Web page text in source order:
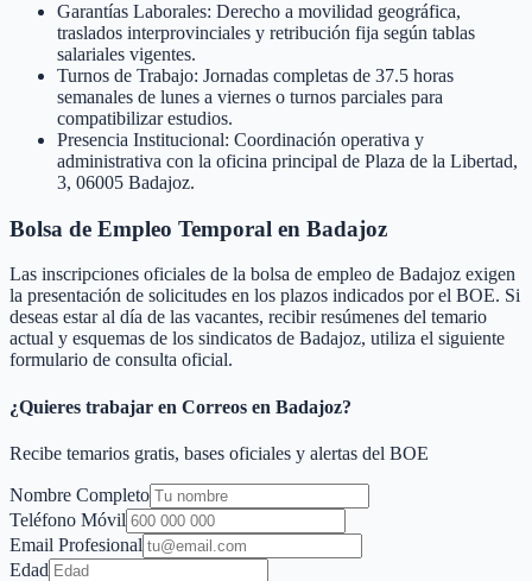
Garantías Laborales: Derecho a movilidad geográfica,
traslados interprovinciales y retribución fija según tablas
salariales vigentes.
Turnos de Trabajo: Jornadas completas de 37.5 horas
semanales de lunes a viernes o turnos parciales para
compatibilizar estudios.
Presencia Institucional: Coordinación operativa y
administrativa con la oficina principal de Plaza de la Libertad,
3, 06005 Badajoz.
Bolsa de Empleo Temporal en Badajoz
Las inscripciones oficiales de la bolsa de empleo de Badajoz exigen
la presentación de solicitudes en los plazos indicados por el BOE. Si
deseas estar al día de las vacantes, recibir resúmenes del temario
actual y esquemas de los sindicatos de Badajoz, utiliza el siguiente
formulario de consulta oficial.
¿Quieres trabajar en Correos en Badajoz?
Recibe temarios gratis, bases oficiales y alertas del BOE
Nombre Completo
Teléfono Móvil
Email Profesional
Edad